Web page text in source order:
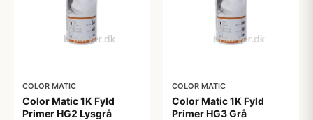
COLOR MATIC
Color Matic 1K Fyld
Primer HG2 Lysgrå
COLOR MATIC
Color Matic 1K Fyld
Primer HG3 Grå